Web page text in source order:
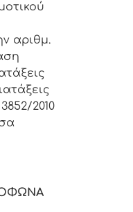
αριθμ.
2010